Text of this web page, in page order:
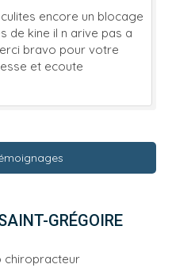
encore un blocage
de kine il n arive pas a
bravo pour votre
et ecoute
GRÉGOIRE
chiropracteur